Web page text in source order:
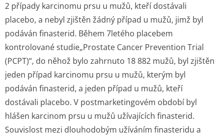
2 případy karcinomu prsu u mužů, kteří dostávali
placebo, a nebyl zjištěn žádný případ u mužů, jimž byl
podáván finasterid. Během 7letého placebem
kontrolované studie„Prostate Cancer Prevention Trial
(PCPT)“, do něhož bylo zahrnuto 18 882 mužů, byl zjištěn
jeden případ karcinomu prsu u mužů, kterým byl
podáván finasterid, a jeden případ u mužů, kteří
dostávali placebo. V postmarketingovém období byl
hlášen karcinom prsu u mužů užívajících finasterid.
Souvislost mezi dlouhodobým užíváním finasteridu a